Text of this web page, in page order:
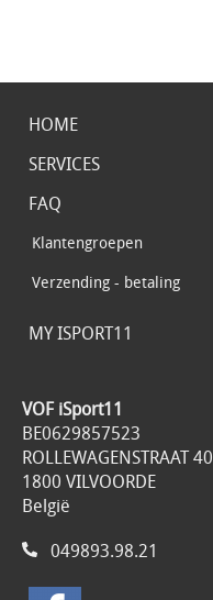
HOME
SERVICES
FAQ
Klantengroepen
Verzending - betaling
MY ISPORT11
VOF iSport11
BE0629857523
ROLLEWAGENSTRAAT 40
1800 VILVOORDE
België
049893.98.21